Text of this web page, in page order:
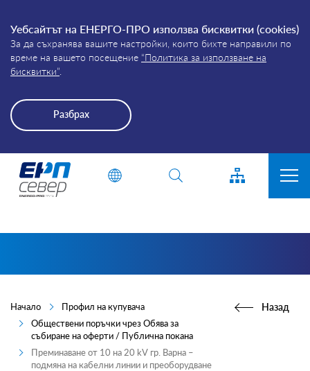
Уебсайтът на ЕНЕРГО-ПРО използва бисквитки (cookies)
За да съхранява вашите настройки, които бихте направили по
време на вашето посещение “Политика за използване на
бисквитки”
Разбрах
Въведете дума или фраза
Energo-
ПРЕКЪСВАНИЯ
КЛИЕНТИ
ПРОИЗВОДИТЕЛИ
ТЪРГОВЦИ
Начало
Профил на купувача
Обществени поръчки чрез Обява за
събиране на оферти / Публична покана
Преминаване от 10 на 20 kV гр. Варна –
подмяна на кабелни линии и преоборудване
Назад